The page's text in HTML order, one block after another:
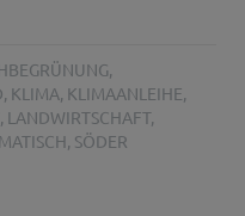
,
, KLIMA, KLIMAANLEIHE,
, LANDWIRTSCHAFT,
, SÖDER